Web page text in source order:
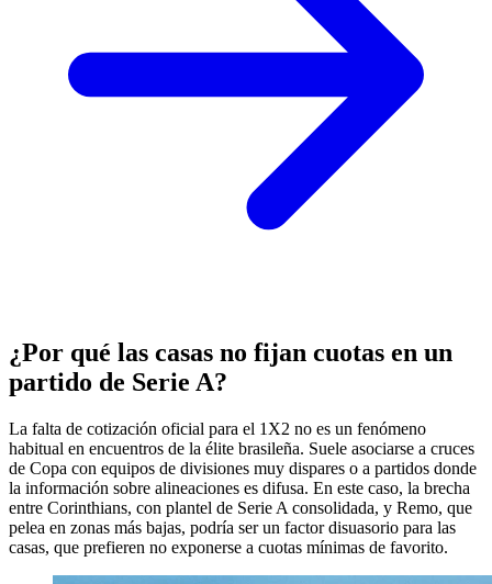
¿Por qué las casas no fijan cuotas en un
partido de Serie A?
La falta de cotización oficial para el 1X2 no es un fenómeno
habitual en encuentros de la élite brasileña. Suele asociarse a cruces
de Copa con equipos de divisiones muy dispares o a partidos donde
la información sobre alineaciones es difusa. En este caso, la brecha
entre Corinthians, con plantel de Serie A consolidada, y Remo, que
pelea en zonas más bajas, podría ser un factor disuasorio para las
casas, que prefieren no exponerse a cuotas mínimas de favorito.